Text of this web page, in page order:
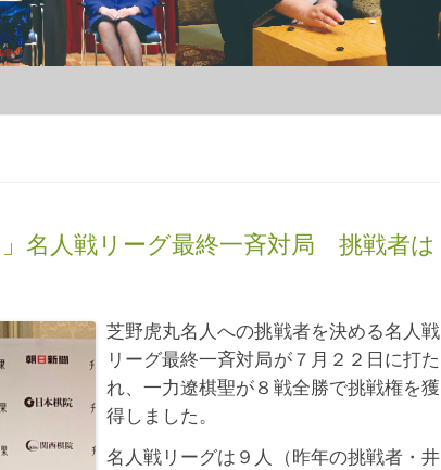
Skip to content
」名人戦リーグ最終一斉対局 挑戦者は
芝野虎丸名人への挑戦者を決める名人戦
リーグ最終一斉対局が７月２２日に打た
れ、一力遼棋聖が８戦全勝で挑戦権を獲
得しました。
名人戦リーグは９人（昨年の挑戦者・井